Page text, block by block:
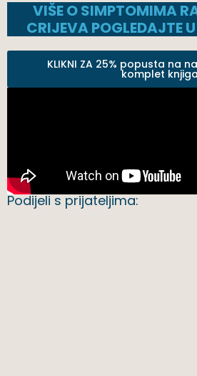
VIŠE O SIMPTOMIMA
CRIJEVA POGLEDAJTE
KLIKNI ZA 25% popusta na
komplet
Podijeli s prijateljima: